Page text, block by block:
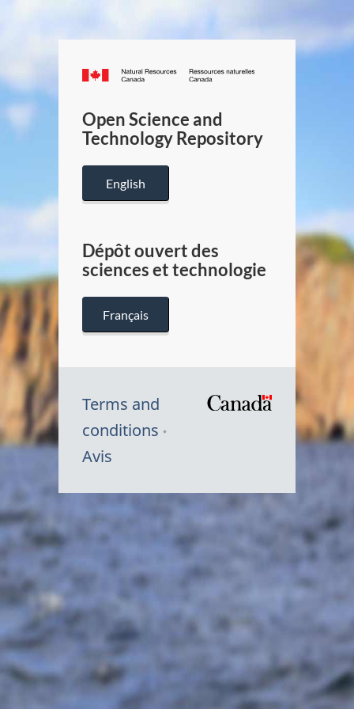
Canada.ca
/
Canada
Open Science and
Technology Repository
English
Dépôt ouvert des
sciences et technologie
Français
Terms and
conditions
Avis
Symbole
Canada